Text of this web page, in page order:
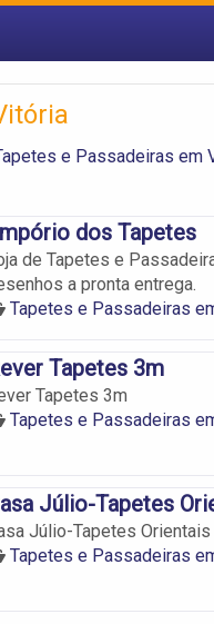
e Passadeiras em
dos Tapetes
de Tapetes e
a pronta entrega.
Tapetes e Passadeiras
Tapetes 3m
Tapetes 3m
Tapetes e Passadeiras
Júlio-Tapetes
Júlio-Tapetes Orientais
Tapetes e Passadeiras